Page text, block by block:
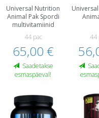
Universal Nutrition
Animal Pak Spordi
multivitamiinid
44 paс
65,00 €
Saadetakse
esmaspäeval!
44